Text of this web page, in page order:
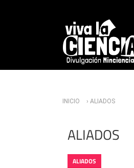
Usted
INICIO › ALIADOS
ALIADOS
ALIADOS